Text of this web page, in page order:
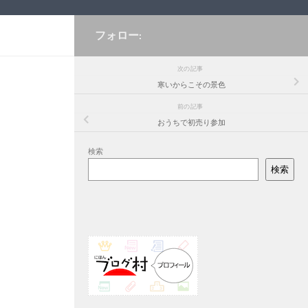
フォロー:
次の記事
寒いからこその景色
前の記事
おうちで初売り参加
検索
検索